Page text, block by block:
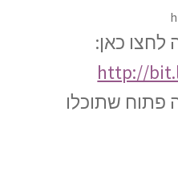
כאן:
http://
פתוח שתוכלו